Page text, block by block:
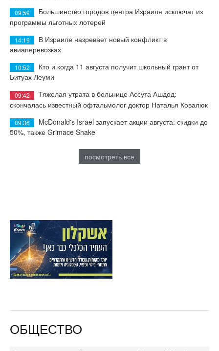
09:59
Большинство городов центра Израиля исключат из
программы льготных лотерей
14:19
В Израиле назревает новый конфликт в
авиаперевозках
10:52
Кто и когда 11 августа получит школьный грант от
Битуах Леуми
09:42
Тяжелая утрата в больнице Ассута Ашдод:
скончалась известный офтальмолог доктор Наталья Ковалюк
09:36
McDonald's Israel запускает акции августа: скидки до
50%, также Grimace Shake
посмотреть все
ОБЩЕСТВО